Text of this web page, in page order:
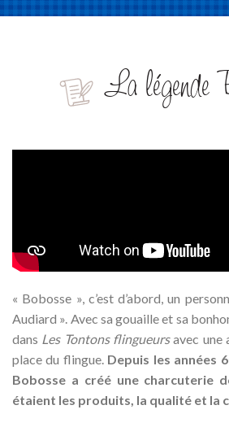
La légende
« Bobosse », c’est d’abord, un
Audiard ». Avec sa gouaille et sa
dans Les Tontons flingueursavec une
place du flingue. Depuis les années
Bobosse a créé une charcuterie
étaient les produits, la qualité et la